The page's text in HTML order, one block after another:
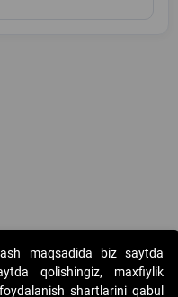
auksionlarni tashkil etish"
maqsadida biz saytda
qolishingiz, maxfiylik
shartlarini qabul